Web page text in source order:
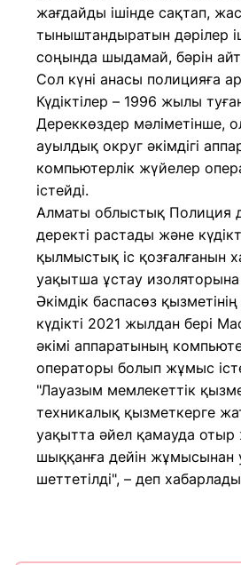
жағдайды ішінде сақтап,
тыныштандыратын дәрілер
соңында шыдамай, бәрін
Сол күні анасы полицияға
Күдіктілер – 1996 жылы
Дереккөздер мәліметінше,
ауылдық округ әкімдігі
компьютерлік жүйелер
істейді.
Алматы облыстық Полиция
деректі растады және
қылмыстық іс қозғалғанын
уақытша ұстау
Әкімдік баспасөз
күдікті 2021 жылдан бері
әкімі аппаратының
операторы болып жұмыс
"Лауазым мемлекеттік
техникалық қызметкерге
уақытта әйел қамауда отыр
шыққанға дейін жұмысынан
шеттетілді", – деп